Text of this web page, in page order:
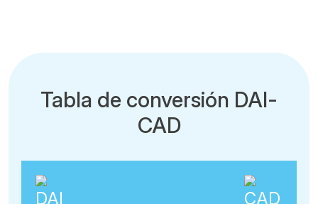
Tabla de conversión DAI-
CAD